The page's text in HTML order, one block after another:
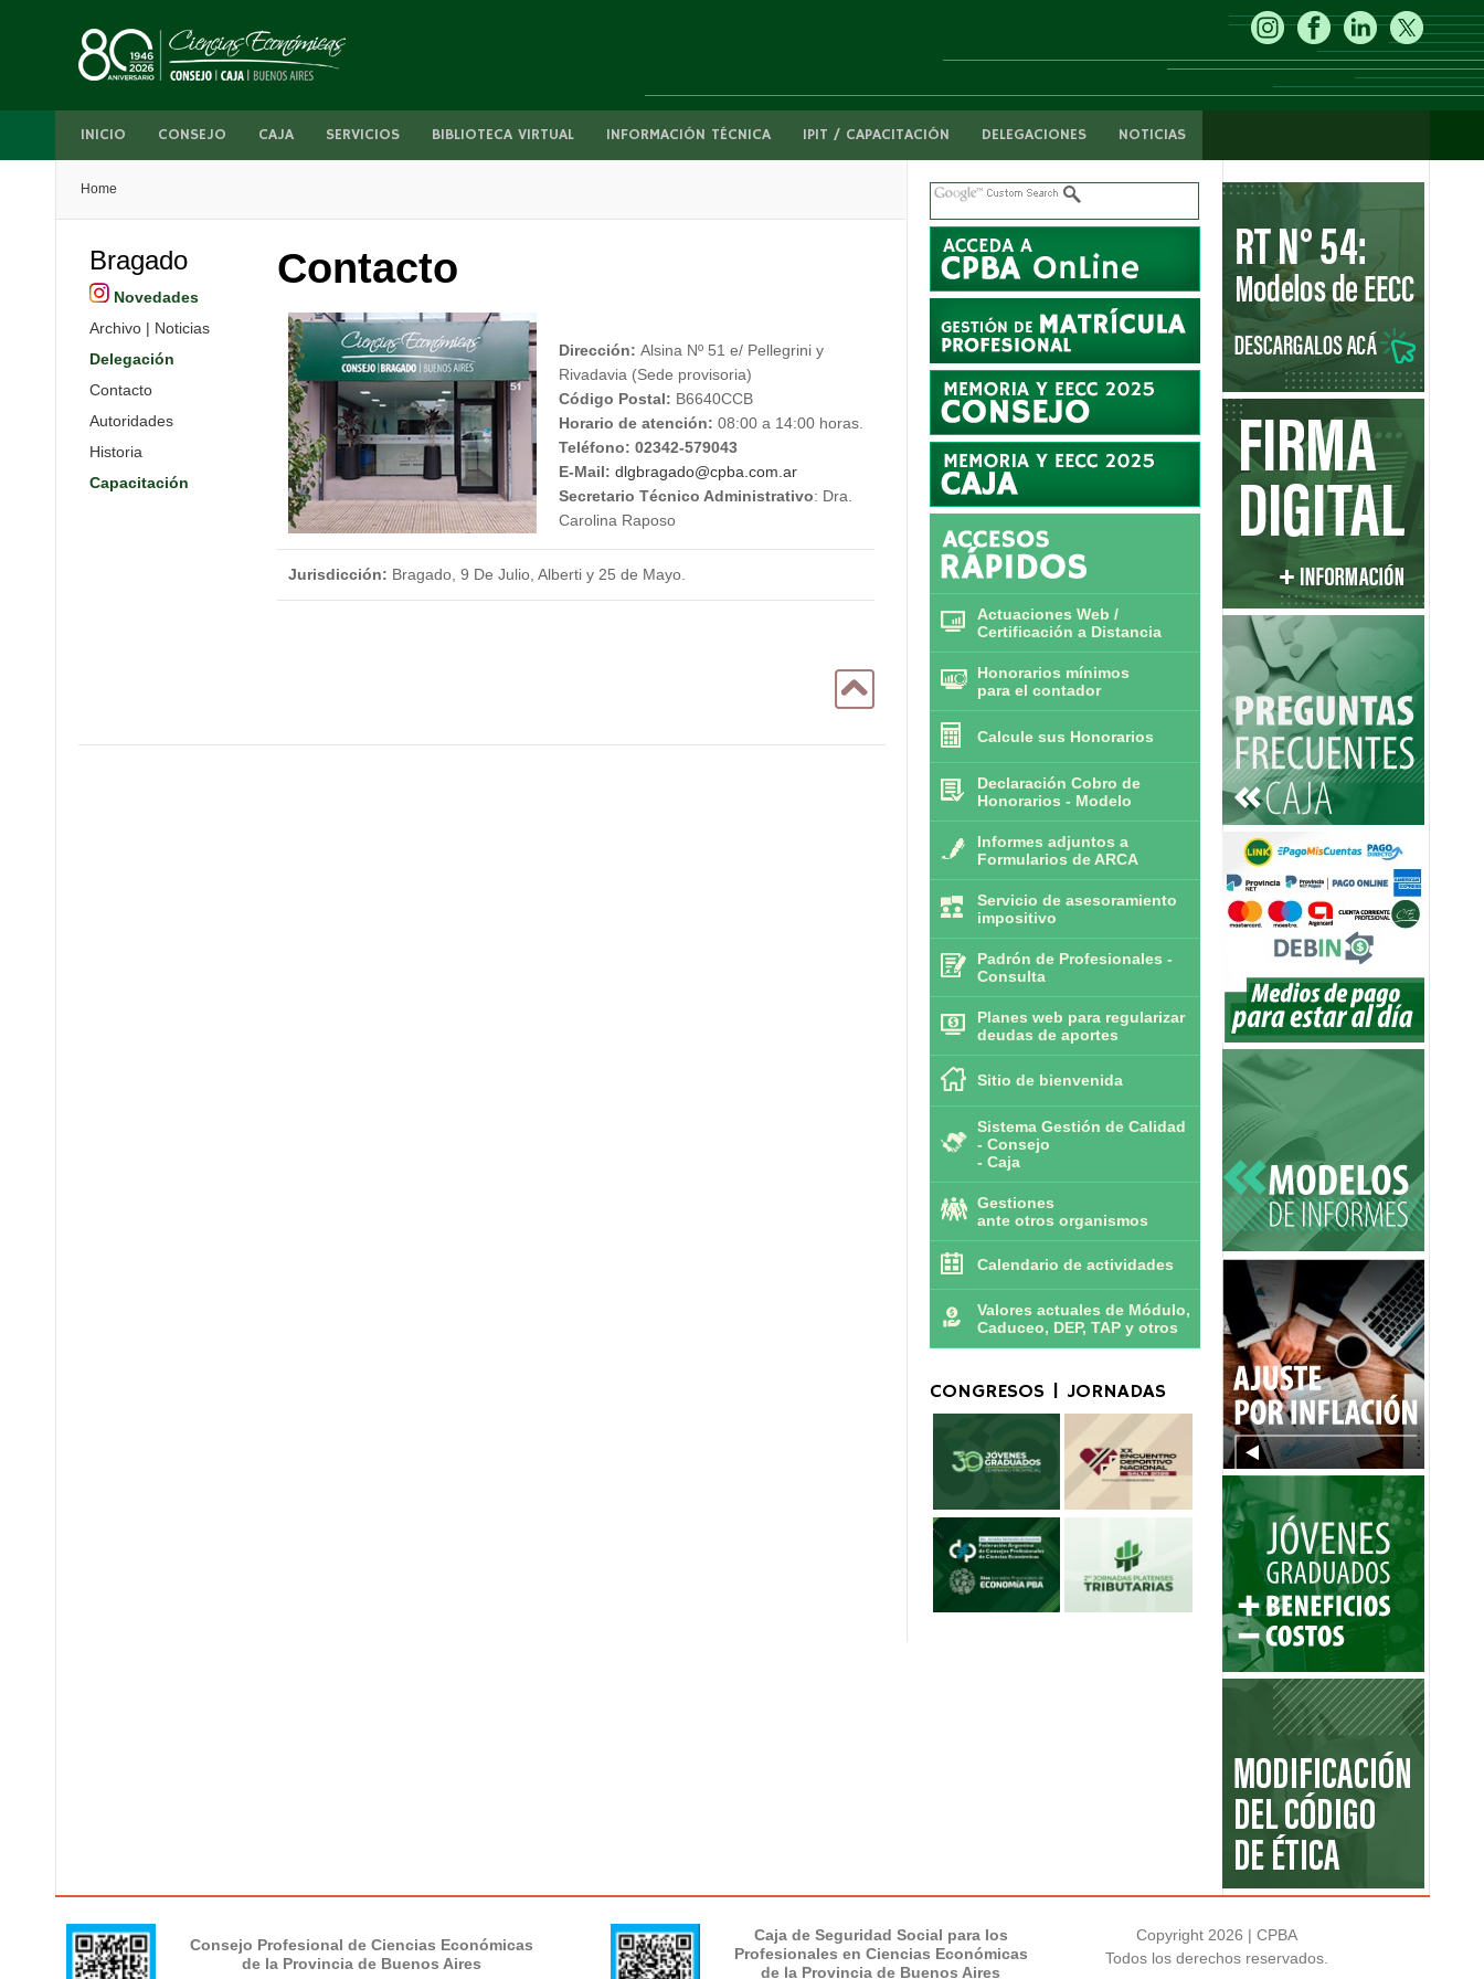
INICIO CONSEJO CAJA SERVICIOS BIBLIOTECA VIRTUAL INFORMACIÓN TÉCNICA IPIT / CAPACITACIÓN DELEGACIONES NOTICIAS
Home
Bragado
Novedades
Archivo | Noticias
Delegación
Contacto
Autoridades
Historia
Capacitación
Contacto
Dirección: Alsina Nº 51 e/ Pellegrini y
Rivadavia (Sede provisoria)
Código Postal: B6640CCB
Horario de atención: 08:00 a 14:00 horas.
Teléfono: 02342-579043
E-Mail: dlgbragado@cpba.com.ar
Secretario Técnico Administrativo: Dra.
Carolina Raposo
Jurisdicción: Bragado, 9 De Julio, Alberti y 25 de Mayo.
Actuaciones Web /
Certificación a Distancia
Honorarios mínimos
para el contador
Calcule sus Honorarios
Declaración Cobro de
Honorarios - Modelo
Informes adjuntos a
Formularios de ARCA
Servicio de asesoramiento
impositivo
Padrón de Profesionales -
Consulta
Planes web para regularizar
deudas de aportes
Sitio de bienvenida
Sistema Gestión de Calidad
- Consejo
- Caja
Gestiones
ante otros organismos
Calendario de actividades
Valores actuales de Módulo,
Caduceo, DEP, TAP y otros
CONGRESOS | JORNADAS
Consejo Profesional de Ciencias Económicas
de la Provincia de Buenos Aires
Caja de Seguridad Social para los
Profesionales en Ciencias Económicas
de la Provincia de Buenos Aires
Copyright 2026 | CPBA
Todos los derechos reservados.